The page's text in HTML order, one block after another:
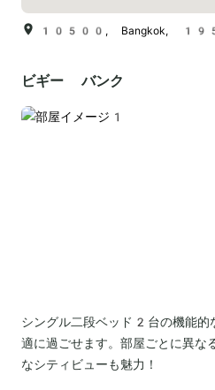
10500, Bangkok, 195
ビギー バンク
シングル二段ベッド2台の機能的
適に過ごせます。部屋ごとに異な
なシティビューも魅力！